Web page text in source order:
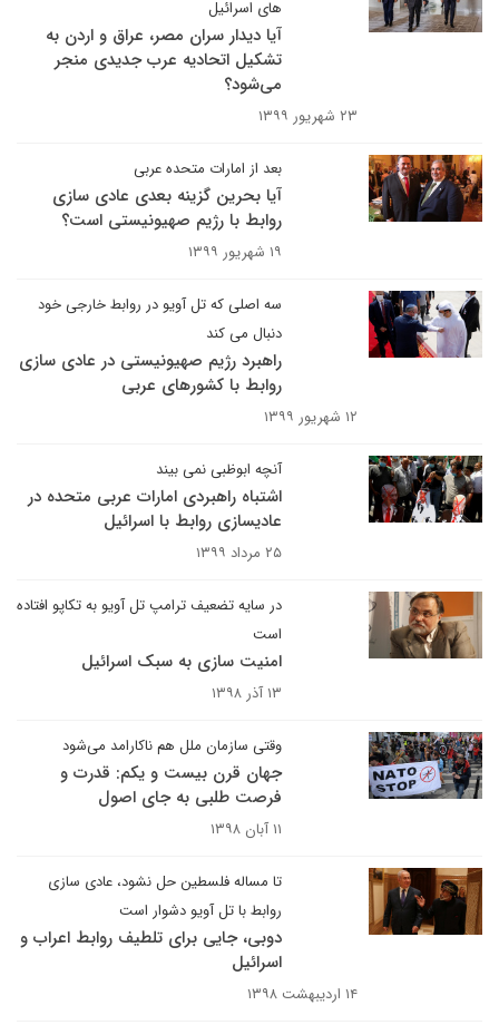
های اسرائیل
آیا دیدار سران مصر، عراق و اردن به
تشکیل اتحادیه عرب جدیدی منجر
می‌شود؟
۲۳ شهریور ۱۳۹۹
بعد از امارات متحده عربی
آیا بحرین گزینه بعدی عادی سازی
روابط با رژیم صهیونیستی است؟
۱۹ شهریور ۱۳۹۹
سه اصلی که تل آویو در روابط خارجی خود
دنبال می کند
راهبرد رژیم صهیونیستی در عادی سازی
روابط با کشورهای عربی
۱۲ شهریور ۱۳۹۹
آنچه ابوظبی نمی بیند
اشتباه راهبردی امارات عربی متحده در
عادیسازی روابط با اسرائیل
۲۵ مرداد ۱۳۹۹
در سایه تضعیف ترامپ تل آویو به تکاپو افتاده
است
امنیت سازی به سبک اسرائیل
۱۳ آذر ۱۳۹۸
وقتی سازمان ملل هم ناکارامد می‌شود
جهان قرن بیست و یکم: قدرت و
فرصت طلبی به جای اصول
۱۱ آبان ۱۳۹۸
تا مساله فلسطین حل نشود، عادی سازی
روابط با تل آویو دشوار است
دوبی، جایی برای تلطیف روابط اعراب و
اسرائیل
۱۴ اردیبهشت ۱۳۹۸